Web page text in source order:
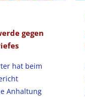
gegen
hat beim
Anhaltung